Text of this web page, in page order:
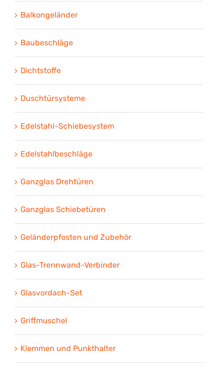
Balkongeländer
Baubeschläge
Dichtstoffe
Duschtürsysteme
Edelstahl-Schiebesystem
Edelstahlbeschläge
Ganzglas Drehtüren
Ganzglas Schiebetüren
Geländerpfosten und Zubehör
Glas-Trennwand-Verbinder
Glasvordach-Set
Griffmuschel
Klemmen und Punkthalter